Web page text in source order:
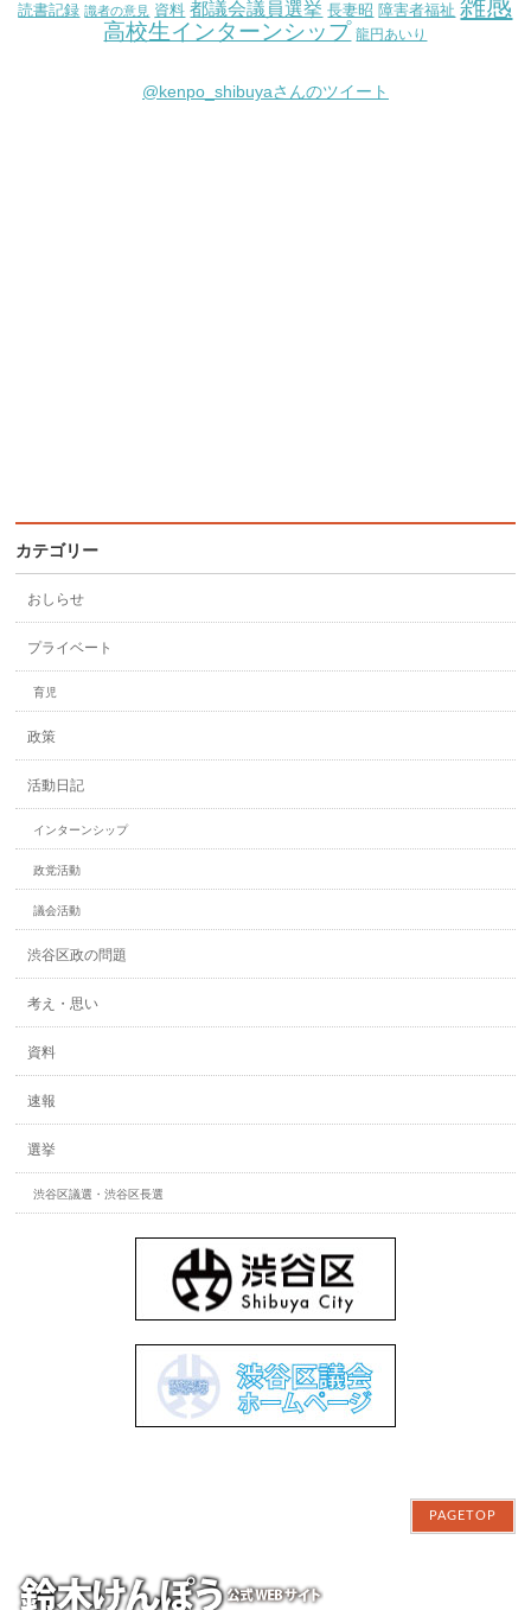
読書記録 識者の意見 資料 都議会議員選挙 長妻昭 障害者福祉 雑感
高校生インターンシップ 龍円あいり
@kenpo_shibuyaさんのツイート
カテゴリー
おしらせ
プライベート
育児
政策
活動日記
インターンシップ
政党活動
議会活動
渋谷区政の問題
考え・思い
資料
速報
選挙
渋谷区議選・渋谷区長選
PAGETOP